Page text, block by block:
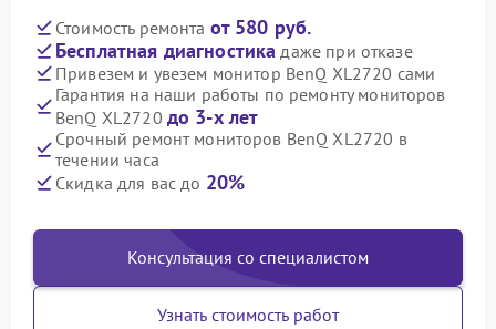
Стоимость ремонта от 580 руб.
Бесплатная диагностика даже при отказе
Привезем и увезем монитор BenQ XL2720 сами
Гарантия на наши работы по ремонту мониторов
BenQ XL2720 до 3-х лет
Срочный ремонт мониторов BenQ XL2720 в
течении часа
Скидка для вас до 20%
Консультация со специалистом
Узнать стоимость работ